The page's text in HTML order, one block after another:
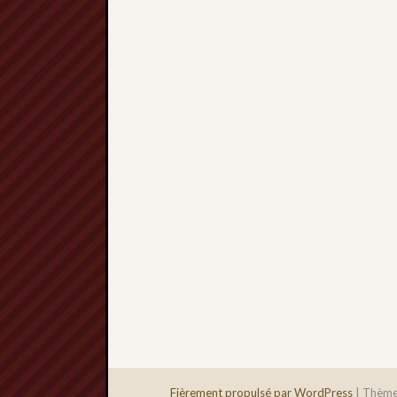
Fièrement propulsé par WordPress